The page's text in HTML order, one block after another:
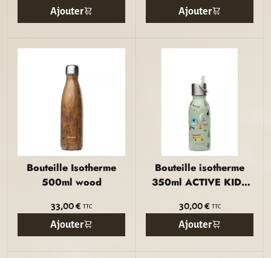
Ajouter Ajouter
Bouteille Isotherme
500ml wood
33,00 € TTC
Ajouter
Bouteille isotherme
350ml ACTIVE KIDS
Qwetch®
30,00 € TTC
Ajouter